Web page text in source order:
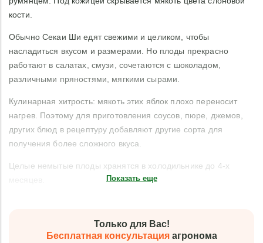
кости.
Обычно Секаи Ши едят свежими и целиком, чтобы
насладиться вкусом и размерами. Но плоды прекрасно
работают в салатах, смузи, сочетаются с шоколадом,
различными пряностями, мягкими сырами.
Кулинарная хитрость: мякоть этих яблок плохо переносит
нагрев. Поэтому для приготовления соусов, пюре, джемов,
других блюд в рецептуру добавляют другие сорта для
получения более сложного вкуса.
Целые немытые плоды хранятся в холодильнике до 4-х
Показать еще
Только для Вас!
Бесплатная консультацияагронома